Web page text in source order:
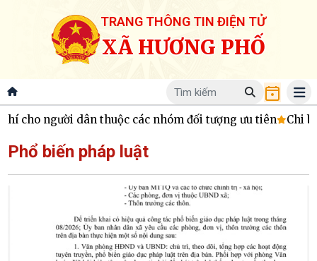
TRANG THÔNG TIN ĐIỆN TỬ
XÃ HƯƠNG PHỐ
cho người dân thuộc các nhóm đối tượng ưu tiên Chi bộ
Phổ biến pháp luật